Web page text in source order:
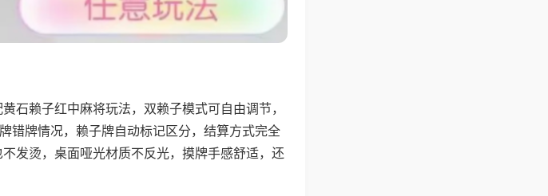
石赖子红中麻将玩法，双赖子模式可自由调节，
错牌情况，赖子牌自动标记区分，结算方式完全
发烫，桌面哑光材质不反光，摸牌手感舒适，还